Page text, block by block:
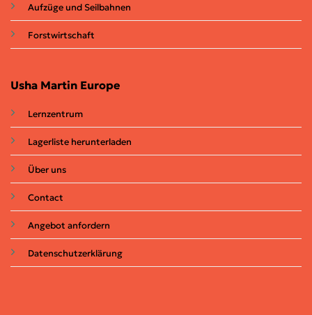
Aufzüge und Seilbahnen
Forstwirtschaft
Usha Martin Europe
Lernzentrum
Lagerliste herunterladen
Über uns
Contact
Angebot anfordern
Datenschutzerklärung